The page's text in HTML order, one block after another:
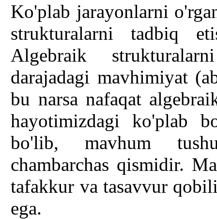
Ko'plab jarayonlarni
strukturalarni tadbiq
Algebraik
darajadagi mavhimiyat
bu narsa nafaqat
hayotimizdagi ko'plab
bo'lib, mavhum
chambarchas qismidir.
tafakkur va tasavvur
ega.